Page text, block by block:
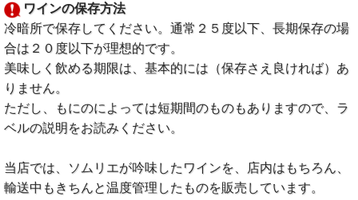
ワインの保存方法
冷暗所で保存してください。通常２５度以下、長期保存の場
合は２０度以下が理想的です。
美味しく飲める期限は、基本的には（保存さえ良ければ）あ
りません。
ただし、もにのによっては短期間のものもありますので、ラ
ベルの説明をお読みください。
当店では、ソムリエが吟味したワインを、店内はもちろん、
輸送中もきちんと温度管理したものを販売しています。